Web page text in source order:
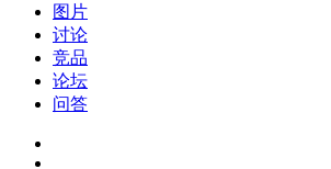
图片
讨论
竞品
论坛
问答